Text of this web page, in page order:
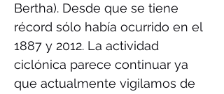
Bertha). Desde que se tiene
récord sólo había ocurrido en el
1887 y 2012. La actividad
ciclónica parece continuar ya
que actualmente vigilamos de